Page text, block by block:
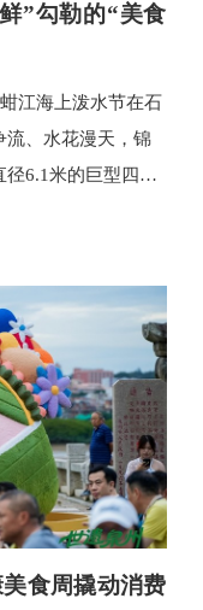
”勾勒的“美食
江海上泼水节在石
流、水花漫天，锦
6.1米的巨型四果
师说”第二季首场
食周撬动消费